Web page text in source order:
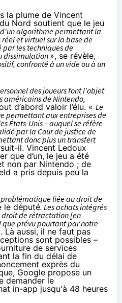
la plume de Vincent
Nord soutient que le jeu
algorithme permettant la
et virtuel sur la base de
les techniques de
dissimulation », se révèle,
confronté à un vide ou à un
des joueurs font l'objet
américains de Nintendo,
d’abord valoir l’élu. « Le
permettant aux entreprises de
États-Unis – auquel se réfère
par la Cour de justice de
donc plus un transfert
il. Vincent Ledoux
que d’un, le jeu a été
non par Nintendo ; de
a pris depuis peu la
problématique liée au droit de
le député. Les achats intégrés
de rétractation [en
prévu pourtant par notre
Là aussi, il ne faut pas
sont possibles –
de services
la fin du délai de
exprès du
Google propose un
demander le
in-app jusqu'à 48 heures